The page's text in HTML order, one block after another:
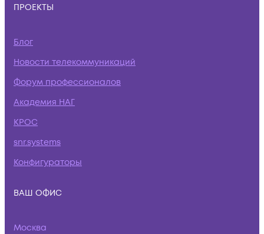
ПРОЕКТЫ
Блог
Новости телекоммуникаций
Форум профессионалов
Академия НАГ
КРОС
snr.systems
Конфигураторы
ВАШ ОФИС
Москва